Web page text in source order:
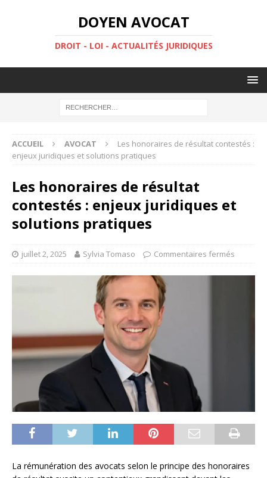
DOYEN AVOCAT
DROIT - LOI - ACTUALITÉS JURIDIQUES
ACCUEIL AVOCAT
Les honoraires de résultat contestés :
enjeux juridiques et solutions pratiques
Les honoraires de résultat
contestés : enjeux juridiques et
solutions pratiques
juillet 2, 2025 Sylvia Tomaso Commentaires fermés
La rémunération des avocats selon le principe des honoraires